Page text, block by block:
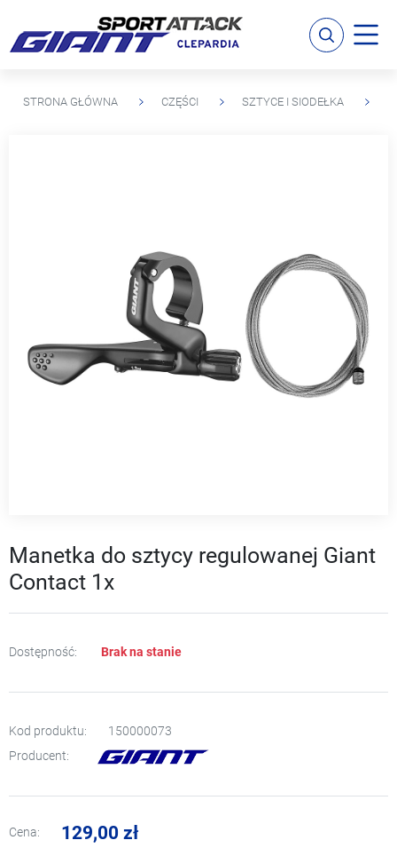
STRONA GŁÓWNA CZĘŚCI SZTYCE I SIODEŁKA
Manetka do sztycy regulowanej Giant
Contact 1x
Dostępność: Brak na stanie
Kod produktu:
150000073
Producent:
Cena: 129,00 zł